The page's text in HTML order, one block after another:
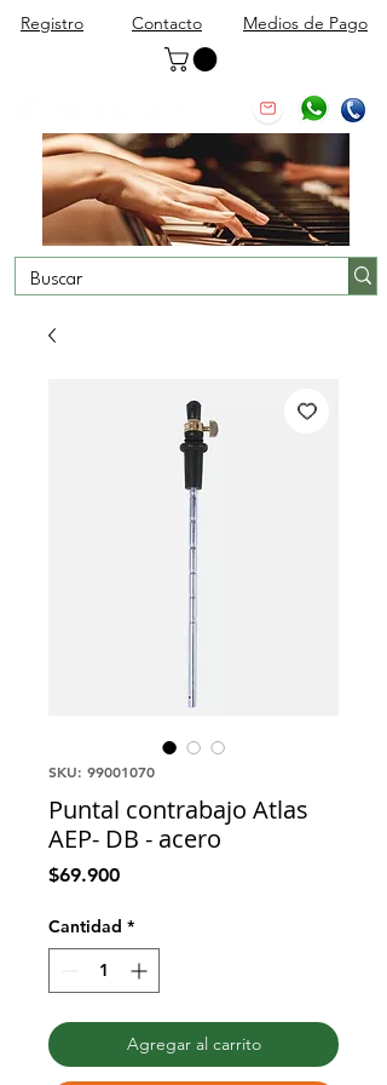
Registro Contacto Medios de Pago
SKU: 99001070
Puntal contrabajo Atlas
AEP- DB - acero
$69.900Precio
Cantidad *
Agregar al carrito